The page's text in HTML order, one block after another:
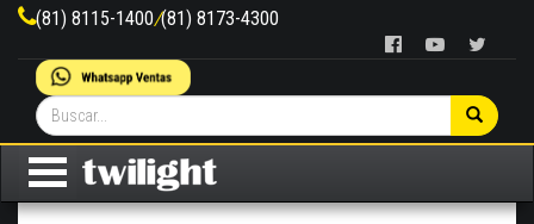
(81) 8115-1400/(81) 8173-4300